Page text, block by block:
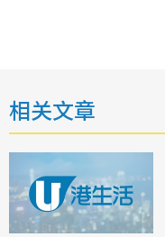
相关文章